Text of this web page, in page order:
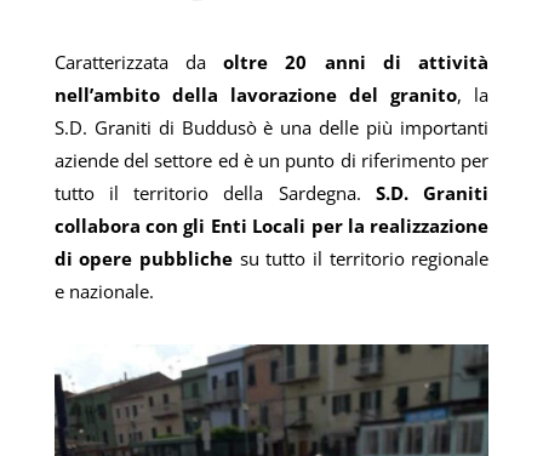
Caratterizzata daoltre 20 anni di attività
nell’ambito della lavorazione del granito, la
S.D. Graniti di Buddusò è una delle più importanti
aziende del settore ed è un punto di riferimento per
tutto il territorio della Sardegna. S.D. Graniti
collabora con gli Enti Locali per la realizzazione
di opere pubbliche su tutto il territorio regionale
e nazionale.